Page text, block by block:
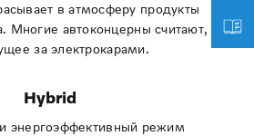
в атмосферу продукты
Многие автоконцерны считают,
за электрокарами.
Hybrid
энергоэффективный режим